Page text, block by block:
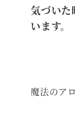
気づいた
います。
魔法のア